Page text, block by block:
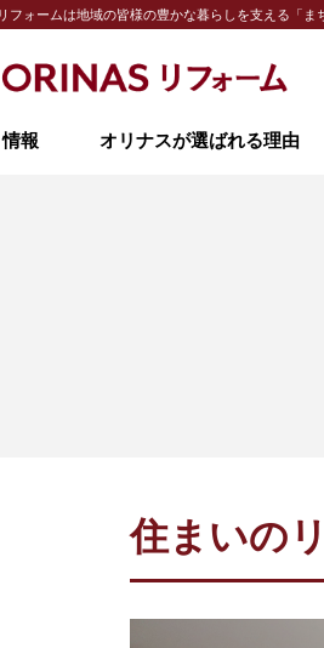
フォームは地域の皆様の豊かな暮らしを支える「
報 オリナスが選ばれる理由
住まいの